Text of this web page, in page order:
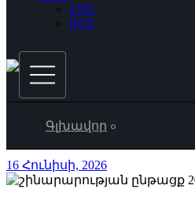
ENG
RUS
Գլխավոր
16 Հունիսի, 2026